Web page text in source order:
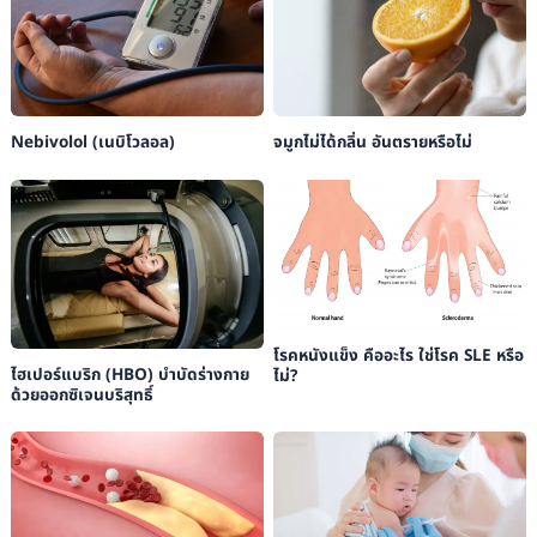
Nebivolol (เนบิโวลอล) จมูกไม่ได้กลิ่น อันตรายหรือไม่
ไฮเปอร์แบริก (HBO) บำบัดร่างกาย
ด้วยออกซิเจนบริสุทธิ์
โรคหนังแข็ง คืออะไร ใช่โรค SLE หรือ
ไม่?